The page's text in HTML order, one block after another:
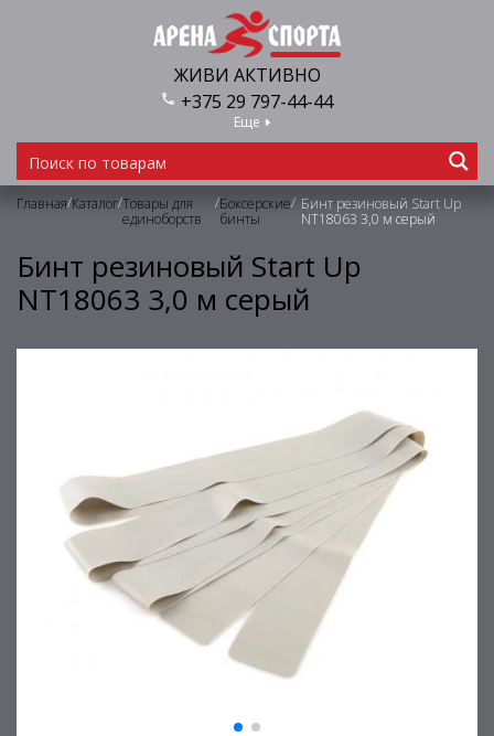
ЖИВИ АКТИВНО
+375 29 797-44-44
Еще
Главная/Каталог/Товары для
единоборств
/Боксерские
бинты
/ Бинт резиновый Start Up
NT18063 3,0 м серый
Бинт резиновый Start Up
NT18063 3,0 м серый